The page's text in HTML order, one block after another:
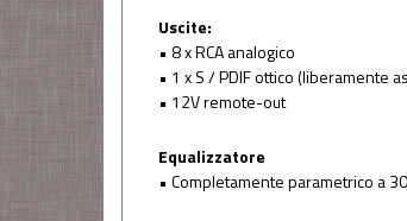
Uscite:
• 8 x RCA analogico
• 1 x S / PDIF ottico (liberamente
• 12V remote-out
Equalizzatore
• Completamente parametrico a